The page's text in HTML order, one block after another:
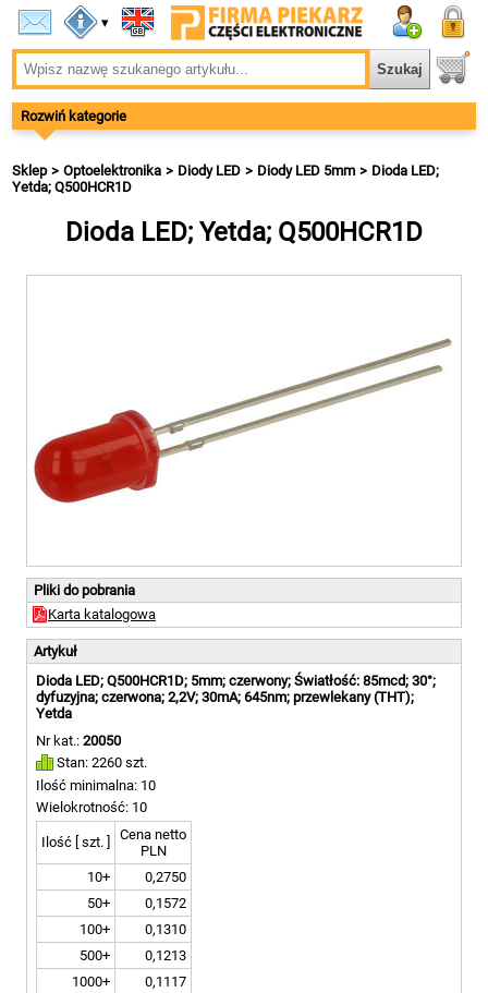
▾
Rozwiń kategorie
Sklep Optoelektronika Diody LED Diody LED 5mm
Dioda LED;
Yetda; Q500HCR1D
Dioda LED; Yetda; Q500HCR1D
Pliki do pobrania
Karta katalogowa
Artykuł
Dioda LED; Q500HCR1D; 5mm; czerwony; Światłość: 85mcd; 30°;
dyfuzyjna; czerwona; 2,2V; 30mA; 645nm; przewlekany (THT);
Yetda
Nr kat.: 20050
Stan: 2260 szt.
Ilość minimalna: 10
Wielokrotność: 10
Ilość [ szt. ]
Cena netto
PLN
10+
0,2750
50+
0,1572
100+
0,1310
500+
0,1213
1000+
0,1117